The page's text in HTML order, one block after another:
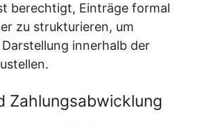
berechtigt, Einträge formal
zu strukturieren, um
innerhalb der
Zahlungsabwicklung